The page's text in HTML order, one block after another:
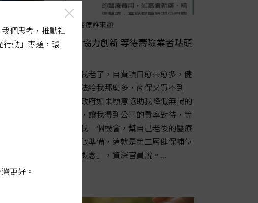
老了醫療誰來顧
公私協力創新 等待壽險業者點頭
「等我老了，自費項目愈來愈多，健
保無法給我那麼多，商保又買不到
時，政府如果願意協助我降低無謂的
成本，讓我得到公平的費率對待，等
於給我一個機會，幫自己老後的醫療
保障做準備，這就是第二層健保補位
險的概念」，資深官員說。...
們思考，推動社
行動」專題，環
更好。